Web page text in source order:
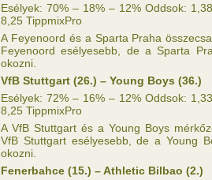
Esélyek: 70% – 18% – 12% Oddsok:
8,25 TippmixPro
A Feyenoord és a Sparta Praha
Feyenoord esélyesebb, de a Sparta
okozni.
VfB Stuttgart (26.) – Young Boys (36.)
Esélyek: 72% – 16% – 12% Oddsok:
8,25 TippmixPro
A VfB Stuttgart és a Young Boys
VfB Stuttgart esélyesebb, de a Young
okozni.
Fenerbahce (15.) – Athletic Bilbao (2.)